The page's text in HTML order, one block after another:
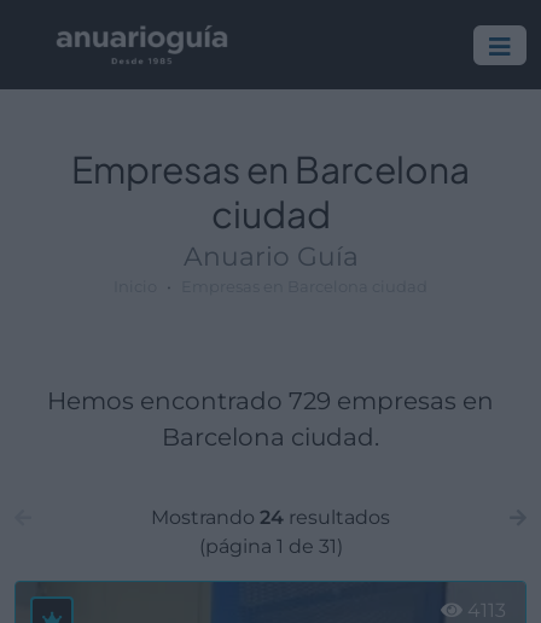
Empresas en Barcelona
ciudad
Anuario Guía
Hemos encontrado 729 empresas en
Barcelona ciudad.
Mostrando 24 resultados
(página 1 de 31)
4113
Empresa:
Actividad:
Lugar: